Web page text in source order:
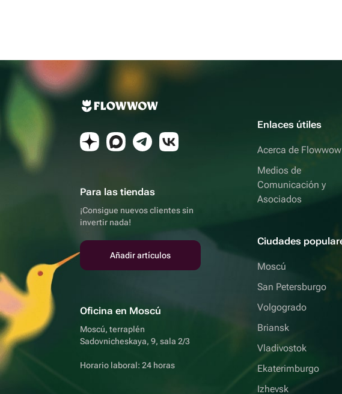
Para las tiendas
¡Consigue nuevos clientes sin
invertir nada!
Añadir artículos
Oficina en Moscú
Moscú, terraplén
Sadovnicheskaya, 9, sala 2/3
Horario laboral: 24 horas
Enlaces útiles
Acerca de Flowwow
Medios de
Comunicación y
Asociados
Ciudades
Moscú
San Petersburgo
Volgogrado
Briansk
Vladivostok
Ekaterimburgo
Izhevsk